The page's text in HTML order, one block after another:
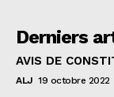
Derniers
AVIS DE
ALJ 19 octobre 2022